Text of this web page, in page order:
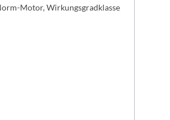
Motor, Wirkungsgradklasse